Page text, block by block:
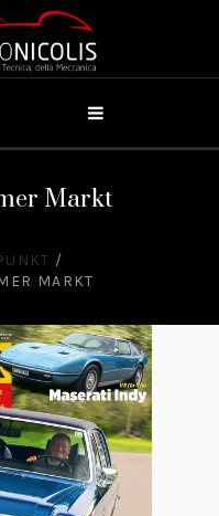
Markt
/
MARKT